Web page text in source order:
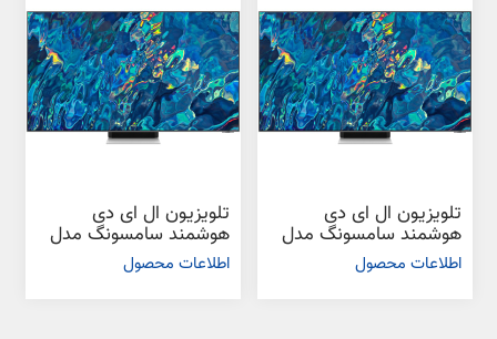
تلویزیون ال ای دی
هوشمند سامسونگ مدل
QN95B سایز 75 اینچ
اطلاعات محصول
تلویزیون ال ای دی
هوشمند سامسونگ مدل
QN95B سایز 55 اینچ
اطلاعات محصول